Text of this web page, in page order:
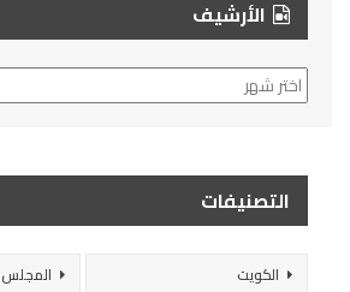
الأرشيف
الأرشيف
التصنيفات
الكويت
المجلس